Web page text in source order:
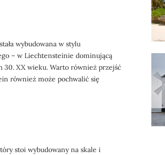
wybudowana w stylu
– w Liechtensteinie dominującą
30. XX wieku. Warto również przejść
również może pochwalić się
stoi wybudowany na skale i